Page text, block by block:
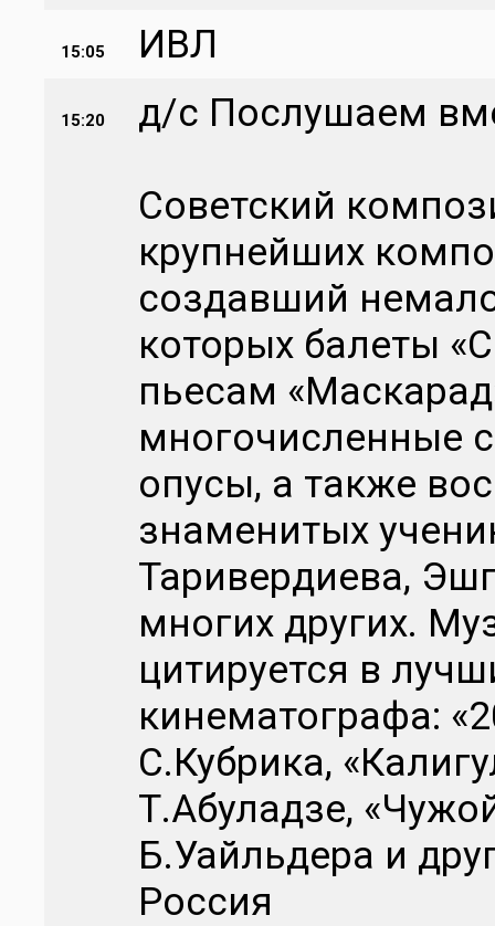
15:05 ИВЛ
15:20
д/с Послушаем
Советский
крупнейших
создавший
которых балеты
пьесам
многочисленные
опусы, а также
знаменитых
Таривердиева,
многих других.
цитируется в
кинематографа:
С.Кубрика,
Т.Абуладзе,
Б.Уайльдера и
Россия